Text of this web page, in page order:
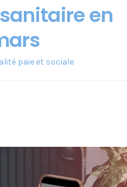
en
paie et sociale